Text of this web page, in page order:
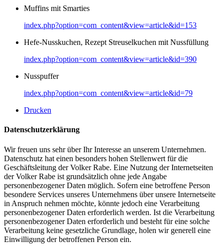
Muffins mit Smarties
index.php?option=com_content&view=article&id=153
Hefe-Nusskuchen, Rezept Streuselkuchen mit Nussfüllung
index.php?option=com_content&view=article&id=390
Nusspuffer
index.php?option=com_content&view=article&id=79
Drucken
Datenschutzerklärung
Wir freuen uns sehr über Ihr Interesse an unserem Unternehmen.
Datenschutz hat einen besonders hohen Stellenwert für die
Geschäftsleitung der Volker Rabe. Eine Nutzung der Internetseiten
der Volker Rabe ist grundsätzlich ohne jede Angabe
personenbezogener Daten möglich. Sofern eine betroffene Person
besondere Services unseres Unternehmens über unsere Internetseite
in Anspruch nehmen möchte, könnte jedoch eine Verarbeitung
personenbezogener Daten erforderlich werden. Ist die Verarbeitung
personenbezogener Daten erforderlich und besteht für eine solche
Verarbeitung keine gesetzliche Grundlage, holen wir generell eine
Einwilligung der betroffenen Person ein.